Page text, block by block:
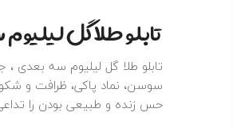
تابلو طلا گل
تابلو طلا گل لیلیوم سه بعدی
سوسن، نماد پاکی، ظرافت و
حس زنده و طبیعی بودن را